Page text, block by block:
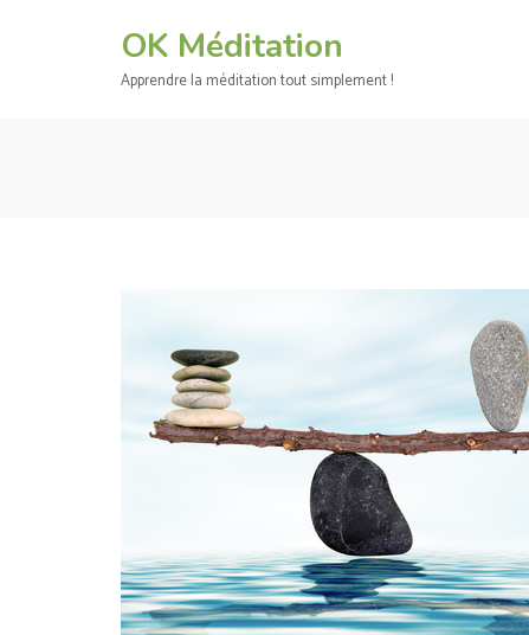
OK Méditation
Apprendre la méditation tout simplement !